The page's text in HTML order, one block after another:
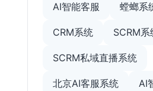
AI智能客服 螳螂系
CRM系统 SCRM系
SCRM私域直播系统
北京AI客服系统 AI